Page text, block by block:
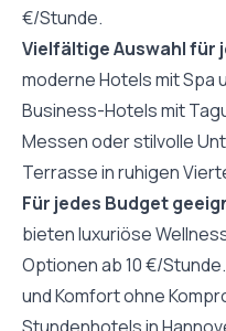
€/Stunde.
Vielfältige Auswahl für
moderne Hotels mit Spa
Business-Hotels mit
Messen oder stilvolle
Terrasse in ruhigen
Für jedes Budget
bieten luxuriöse
Optionen ab 10 €/
und Komfort ohne
Stundenhotels in